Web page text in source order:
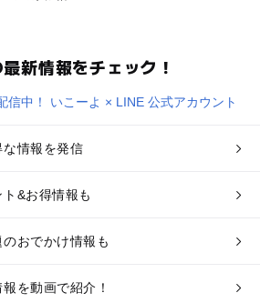
新情報をチェック！
情報を発信
&お得情報も
おでかけ情報も
を動画で紹介！